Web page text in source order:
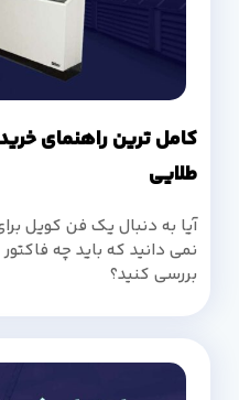
طلایی
آیا به دنبال یک فن کویل
نمی دانید که باید چه
بررسی کنید؟